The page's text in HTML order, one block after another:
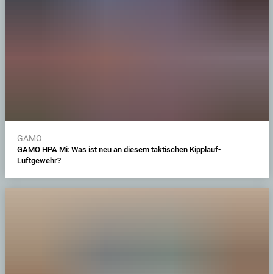
GAMO
GAMO HPA Mi: Was ist neu an diesem taktischen Kipplauf-
Luftgewehr?